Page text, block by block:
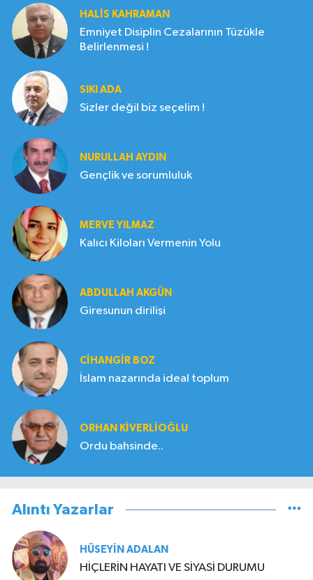
HALIS KAHRAMAN
Emniyet Disiplin Cezalarının Tüzükle
Belirlenmesi !
SIKI ADA
Sizler değil biz seçelim !
NURULLAH AYDIN
Gençlik ve sorumluluk
MERVE YILMAZ
Kalıcı Kiloları Vermenin Yolu
ABDULLAH AKGÜN
Giresunun dirilişi
CIHANGIR BOZ
İslam nazarında ideal toplum
ORHAN KIVERLIOĞLU
Ordu bahsinde..
Alıntı Yazarlar
HÜSEYIN ADALAN
HİÇLERİN HAYATI VE SİYASİ DURUMU